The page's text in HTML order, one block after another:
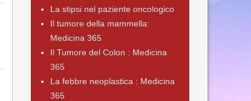
La stipsi nel paziente oncologico
Il tumore della mammella:
Medicina 365
Il Tumore del Colon : Medicina
365
La febbre neoplastica : Medicina
365